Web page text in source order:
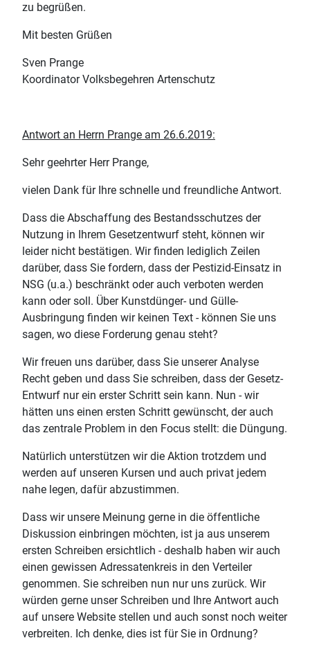
zu begrüßen.
Mit besten Grüßen
Sven Prange
Koordinator Volksbegehren Artenschutz
Antwort an Herrn Prange am 26.6.2019:
Sehr geehrter Herr Prange,
vielen Dank für Ihre schnelle und freundliche Antwort.
Dass die Abschaffung des Bestandsschutzes der
Nutzung in Ihrem Gesetzentwurf steht, können wir
leider nicht bestätigen. Wir finden lediglich Zeilen
darüber, dass Sie fordern, dass der Pestizid-Einsatz in
NSG (u.a.) beschränkt oder auch verboten werden
kann oder soll. Über Kunstdünger- und Gülle-
Ausbringung finden wir keinen Text - können Sie uns
sagen, wo diese Forderung genau steht?
Wir freuen uns darüber, dass Sie unserer Analyse
Recht geben und dass Sie schreiben, dass der Gesetz-
Entwurf nur ein erster Schritt sein kann. Nun - wir
hätten uns einen ersten Schritt gewünscht, der auch
das zentrale Problem in den Focus stellt: die Düngung.
Natürlich unterstützen wir die Aktion trotzdem und
werden auf unseren Kursen und auch privat jedem
nahe legen, dafür abzustimmen.
Dass wir unsere Meinung gerne in die öffentliche
Diskussion einbringen möchten, ist ja aus unserem
ersten Schreiben ersichtlich - deshalb haben wir auch
einen gewissen Adressatenkreis in den Verteiler
genommen. Sie schreiben nun nur uns zurück. Wir
würden gerne unser Schreiben und Ihre Antwort auch
auf unsere Website stellen und auch sonst noch weiter
verbreiten. Ich denke, dies ist für Sie in Ordnung?